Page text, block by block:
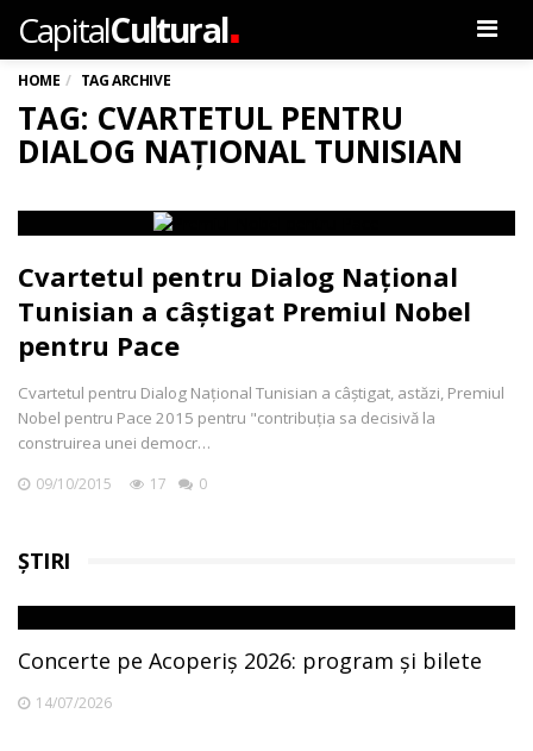
CapitalCultural
HOME TAG ARCHIVE
TAG: CVARTETUL PENTRU
DIALOG NAȚIONAL TUNISIAN
Cvartetul pentru Dialog Național
Tunisian a câștigat Premiul Nobel
pentru Pace
Cvartetul pentru Dialog Național Tunisian a câștigat, astăzi, Premiul
Nobel pentru Pace 2015 pentru "contribuția sa decisivă la
construirea unei democr…
09/10/2015 17 0
ȘTIRI
Concerte pe Acoperiș 2026: program și bilete
14/07/2026